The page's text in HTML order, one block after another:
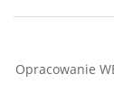
Opracowanie